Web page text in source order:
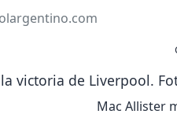
Mac Allister